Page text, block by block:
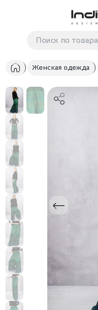
Корзина
В корзиненет
Женская одежда